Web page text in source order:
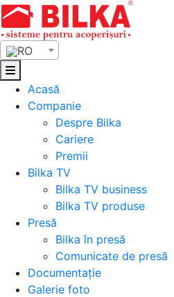
Skip
to
content
RO
Acasă
Companie
Despre Bilka
Cariere
Premii
Bilka TV
Bilka TV business
Bilka TV produse
Presă
Bilka în presă
Comunicate de presă
Documentație
Galerie foto